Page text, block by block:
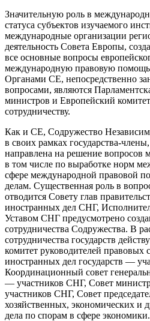
Значительную роль в
статуса субъектов изучаемого
международные организации
деятельность Совета Европы,
все основные вопросы
международную правовую
Органами СЕ, непосредственно
вопросами, являются
министров и Европейский
сотрудничеству.
Как и СЕ, Содружество
в своих рамках государства-
направлена на решение вопросов
в том числе по выработке норм
сфере международной правовой
делам. Существенная роль в
отводится Совету глав
иностранных дел СНГ,
Уставом СНГ предусмотрено
сотрудничества Содружества. В
сотрудничества государств
комитет руководителей правовых
иностранных дел государств —
Координационный совет
— участников СНГ, Совет
участников СНГ, Совет
хозяйственных, экономических и
дела по спорам в сфере экономики.